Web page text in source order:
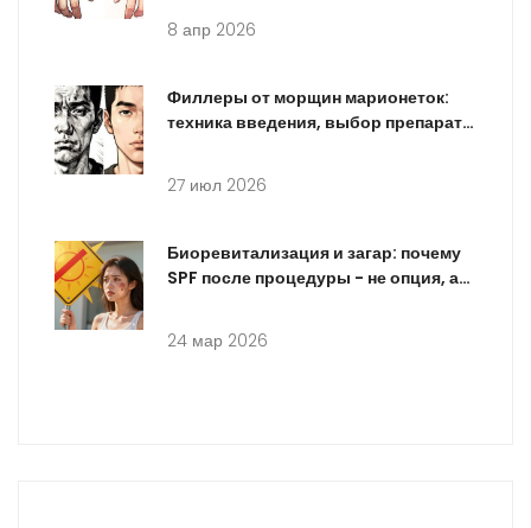
8 апр 2026
Филлеры от морщин марионеток:
техника введения, выбор препарата
27 июл 2026
Биоревитализация и загар: почему
SPF после процедуры - не опция, а
24 мар 2026